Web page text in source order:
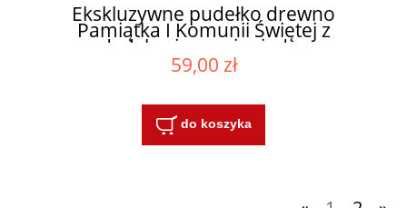
Ekskluzywne pudełko drewno
Pamiątka I Komunii Świętej z
dedykacją na pieniądze
59,00 zł
do koszyka